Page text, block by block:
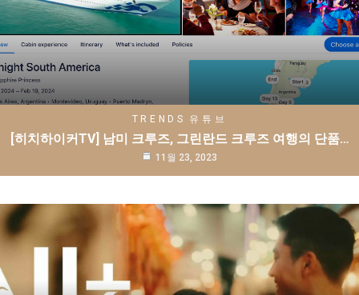
TRENDS 유튜브
[히치하이커TV] 남미 크루즈, 그린란드 크루즈 여행의 단품…
11월 23, 2023